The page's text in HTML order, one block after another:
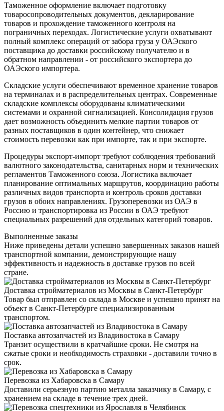
Таможенное оформление включает подготовку
товаросопроводительных документов, декларирование
товаров и прохождение таможенного контроля на
пограничных переходах. Логистические услуги охватывают
полный комплекс операций от забора груза у ОАЭского
поставщика до доставки российскому получателю и в
обратном направлении - от российского экспортера до
ОАЭского импортера.
Складские услуги обеспечивают временное хранение товаров
на терминалах и в распределительных центрах. Современные
складские комплексы оборудованы климатическими
системами и охранной сигнализацией. Консолидация грузов
дает возможность объединить мелкие партии товаров от
разных поставщиков в один контейнер, что снижает
стоимость перевозки как при импорте, так и при экспорте.
Процедуры экспорт-импорт требуют соблюдения требований
валютного законодательства, санитарных норм и технических
регламентов Таможенного союза. Логистика включает
планирование оптимальных маршрутов, координацию работы
различных видов транспорта и контроль сроков доставки
грузов в обоих направлениях. Грузоперевозки из ОАЭ в
Россию и транспортировка из России в ОАЭ требуют
специальных разрешений для отдельных категорий товаров.
Выполненные заказы
Ниже приведены детали успешно завершенных заказов нашей
транспортной компании, демонстрирующие нашу
эффективность и надежность в доставке грузов по всей
стране.
Доставка стройматериалов из Москвы в Санкт-Петербург
Товар был отправлен со склада в Москве и успешно принят на
объект в Санкт-Петербурге специализированным
транспортом.
Поставка автозапчастей из Владивостока в Самару
Транзит осуществили в кратчайшие сроки. Не смотря на
сжатые сроки и необходимость страховки - доставили точно в
срок.
Перевозка из Хабаровска в Самару
Доставили серьезную партию металла заказчику в Самару, с
хранением на складе в течение трех дней.